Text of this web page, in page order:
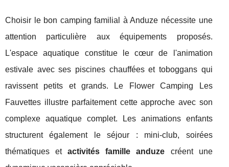
Choisir le bon camping familial à Anduze nécessite une
attention particulière aux équipements proposés.
L'espace aquatique constitue le cœur de l'animation
estivale avec ses piscines chauffées et toboggans qui
ravissent petits et grands. Le Flower Camping Les
Fauvettes illustre parfaitement cette approche avec son
complexe aquatique complet. Les animations enfants
structurent également le séjour : mini-club, soirées
thématiques etactivités famille anduze créent une